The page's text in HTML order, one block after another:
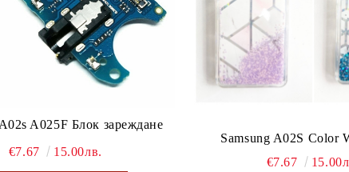
A025F Блок зареждане
€7.67 15.00лв.
Samsung A02S Color
€7.67